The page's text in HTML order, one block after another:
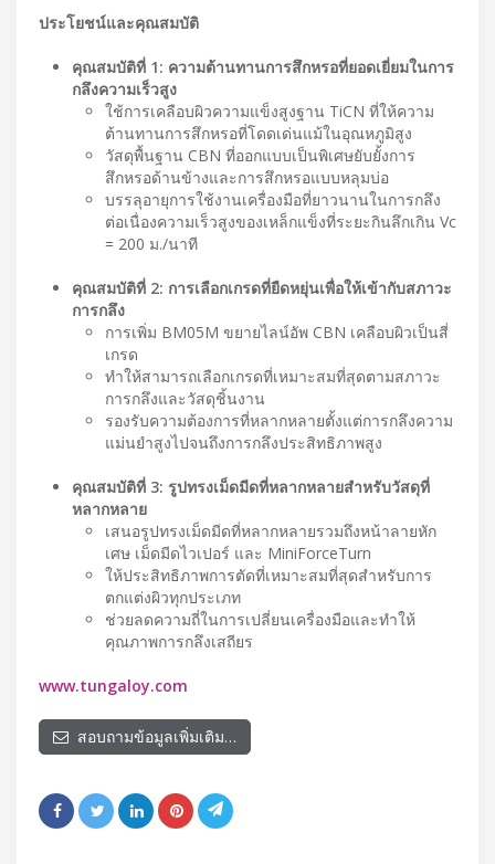
ประโยชน์และคุณสมบัติ
คุณสมบัติที่ 1: ความต้านทานการสึกหรอที่ยอดเยี่ยมในการ
กลึงความเร็วสูง
ใช้การเคลือบผิวความแข็งสูงฐาน TiCN ที่ให้ความ
ต้านทานการสึกหรอที่โดดเด่นแม้ในอุณหภูมิสูง
วัสดุพื้นฐาน CBN ที่ออกแบบเป็นพิเศษยับยั้งการ
สึกหรอด้านข้างและการสึกหรอแบบหลุมบ่อ
บรรลุอายุการใช้งานเครื่องมือที่ยาวนานในการกลึง
ต่อเนื่องความเร็วสูงของเหล็กแข็งที่ระยะกินลึกเกิน Vc
= 200 ม./นาที
คุณสมบัติที่ 2: การเลือกเกรดที่ยืดหยุ่นเพื่อให้เข้ากับสภาวะ
การกลึง
การเพิ่ม BM05M ขยายไลน์อัพ CBN เคลือบผิวเป็นสี่
เกรด
ทำให้สามารถเลือกเกรดที่เหมาะสมที่สุดตามสภาวะ
การกลึงและวัสดุชิ้นงาน
รองรับความต้องการที่หลากหลายตั้งแต่การกลึงความ
แม่นยำสูงไปจนถึงการกลึงประสิทธิภาพสูง
คุณสมบัติที่ 3: รูปทรงเม็ดมีดที่หลากหลายสำหรับวัสดุที่
หลากหลาย
เสนอรูปทรงเม็ดมีดที่หลากหลายรวมถึงหน้าลายหัก
เศษ เม็ดมีดไวเปอร์ และ MiniForceTurn
ให้ประสิทธิภาพการตัดที่เหมาะสมที่สุดสำหรับการ
ตกแต่งผิวทุกประเภท
ช่วยลดความถี่ในการเปลี่ยนเครื่องมือและทำให้
คุณภาพการกลึงเสถียร
www.tungaloy.com
สอบถามข้อมูลเพิ่มเติม…